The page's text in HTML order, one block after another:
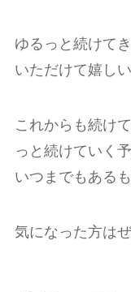
ゆるっと続けて
いただけて嬉しい
これからも続け
っと続けていく
いつまでもある
気になった方は